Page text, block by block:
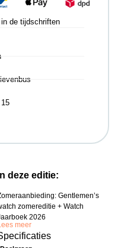
In deze editie:
Gentlemen’s
zomereditie + Watch
2026
meer
de tijdschriften